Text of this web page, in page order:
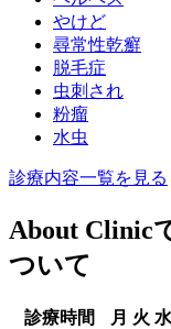
やけど
尋常性乾癬
脱毛症
虫刺され
粉瘤
水虫
診療内容一覧を見る
About Clinic
ついて
診療時間 月 火 水